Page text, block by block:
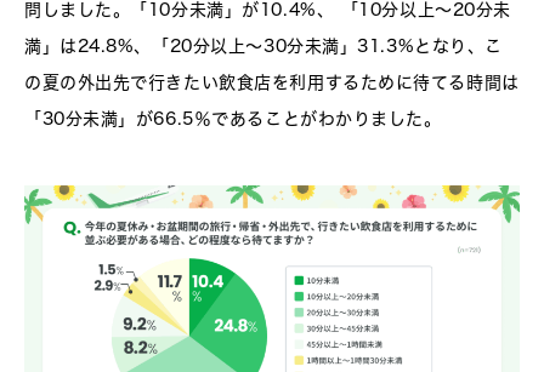
問しました。「10分未満」が10.4%、 「10分以上〜20分未
満」は24.8%、「20分以上〜30分未満」31.3%となり、こ
の夏の外出先で行きたい飲食店を利用するために待てる時間は
「30分未満」が66.5％であることがわかりました。